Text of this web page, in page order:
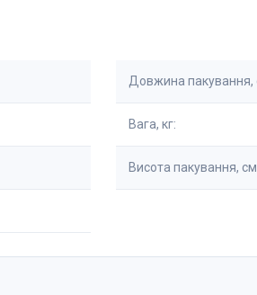
Довжина пакування,
Вага, кг:
Висота пакування,